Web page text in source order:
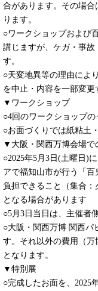
合があります。その場
ります。
○ワークショップおよび
講じますが、ケガ・事故
す。
○天変地異等の理由によ
を中止・内容を一部変更
▼ワークショップ
○4回のワークショップの
○お面づくりでは紙粘土
▼大阪・関西万博会場で
○2025年5月3日(土曜日)
アで福知山市が行う「
負担できること（集合
となる場合があります
○5月3日当日は、主催者
○大阪・関西万博 関西パ
す。それ以外の費用（
となります。
▼特別展
○完成したお面を、2025